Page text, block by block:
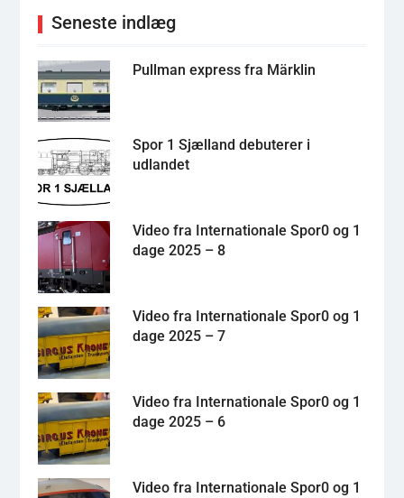
Seneste indlæg
Pullman express fra Märklin
Spor 1 Sjælland debuterer i
udlandet
Video fra Internationale Spor0 og 1
dage 2025 – 8
Video fra Internationale Spor0 og 1
dage 2025 – 7
Video fra Internationale Spor0 og 1
dage 2025 – 6
Video fra Internationale Spor0 og 1